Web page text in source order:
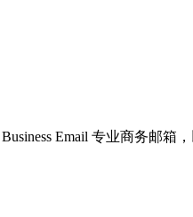
Email 专业商务邮箱